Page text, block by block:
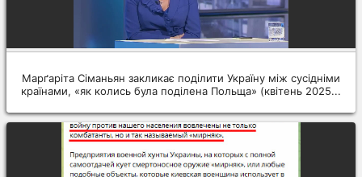
Марґаріта Сіманьян закликає поділити Україну між сусідніми
країнами, «як колись була поділена Польща» (квітень 2025...